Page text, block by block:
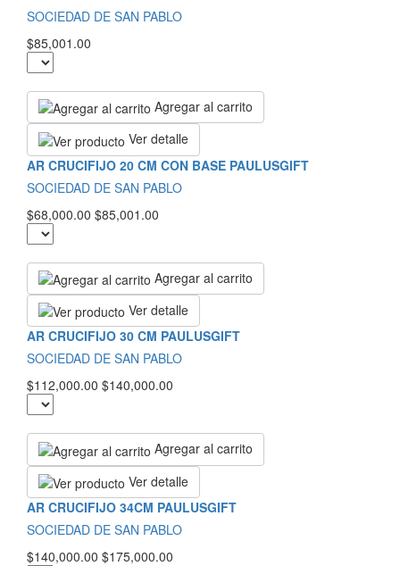
SOCIEDAD DE SAN PABLO
$85,001.00
Agregar al carrito
Ver detalle
AR CRUCIFIJO 20 CM CON BASE PAULUSGIFT
SOCIEDAD DE SAN PABLO
$68,000.00 $85,001.00
Agregar al carrito
Ver detalle
AR CRUCIFIJO 30 CM PAULUSGIFT
SOCIEDAD DE SAN PABLO
$112,000.00 $140,000.00
Agregar al carrito
Ver detalle
AR CRUCIFIJO 34CM PAULUSGIFT
SOCIEDAD DE SAN PABLO
$140,000.00 $175,000.00